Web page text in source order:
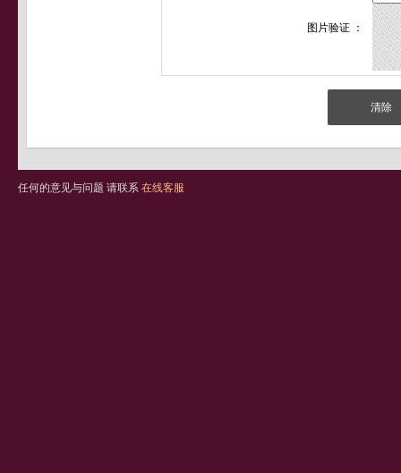
图片验证 ：
任何的意见与问题 请联系 在线客服